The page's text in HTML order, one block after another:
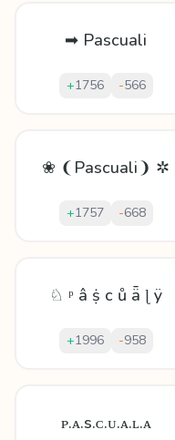
➡ Pascuali
+1756 -566
❀ ❨Pascuali❩ ✲
+1757 -668
♘ ᵖ â ṩ c ů ǟ ɭ ÿ
+1996 -958
ᴘ.ᴀ.s.ᴄ.ᴜ.ᴀ.ʟ.ᴀ